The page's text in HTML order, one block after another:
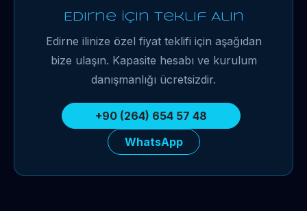
Edirne İçin Teklif Alın
Edirne ilinize özel fiyat teklifi için aşağıdan
bize ulaşın. Kapasite hesabı ve kurulum
danışmanlığı ücretsizdir.
+90 (264) 654 57 48
WhatsApp